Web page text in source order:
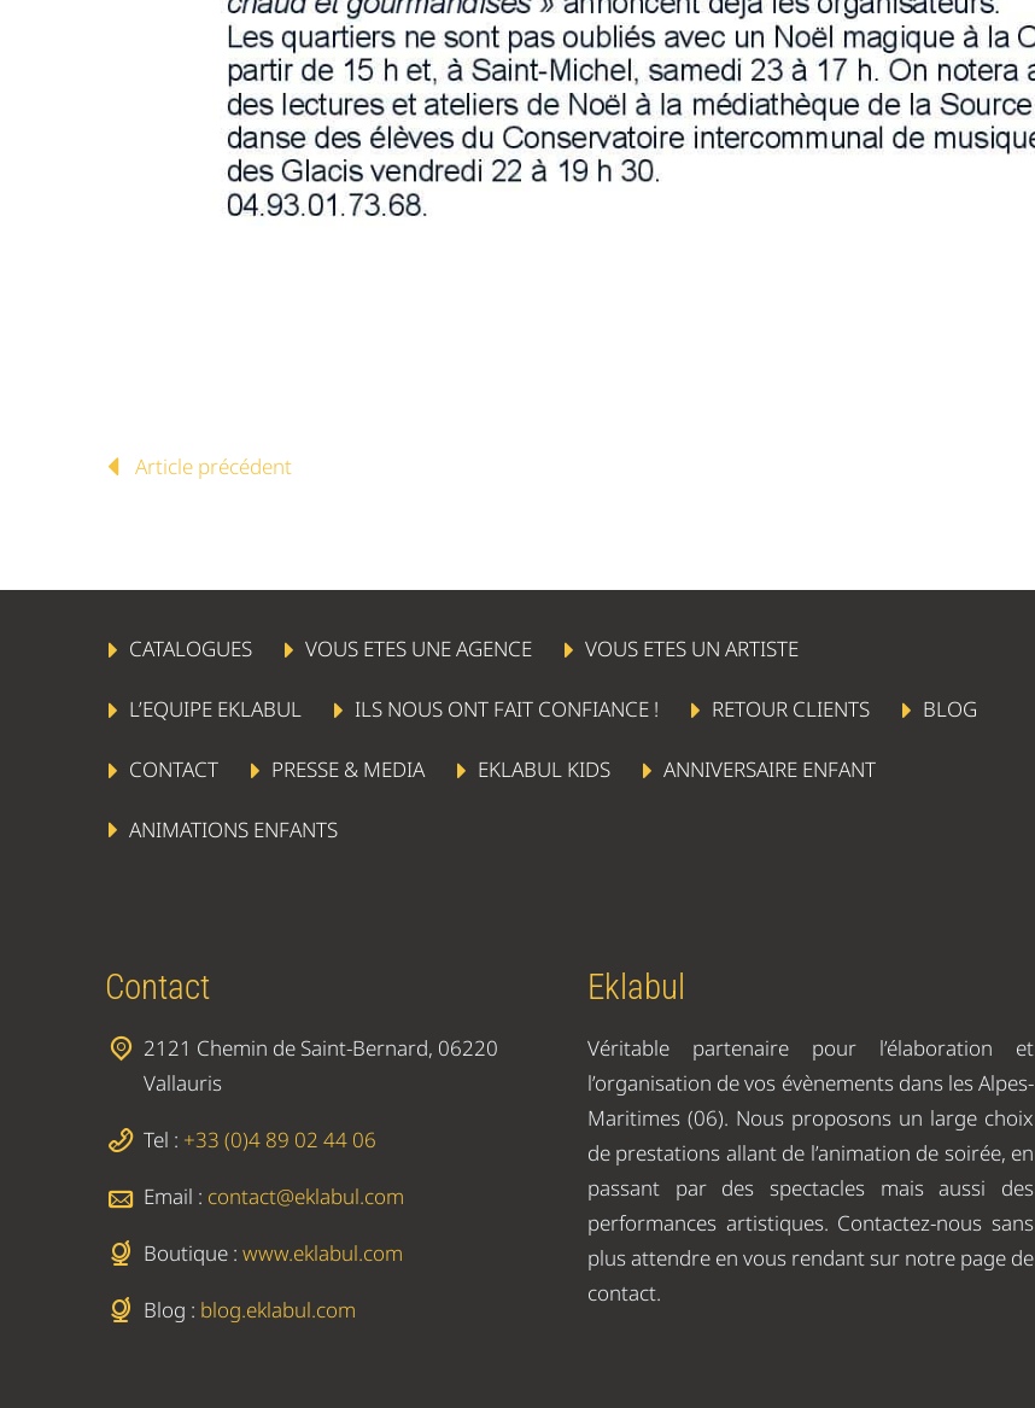
Article précédent
CATALOGUES VOUS ETES UNE AGENCE VOUS ETES UN ARTISTE
L’EQUIPE EKLABUL ILS NOUS ONT FAIT CONFIANCE ! RETOUR CLIENTS BLOG
CONTACT PRESSE & MEDIA EKLABUL KIDS ANNIVERSAIRE ENFANT
ANIMATIONS ENFANTS
Contact
2121 Chemin de Saint-Bernard, 06220
Vallauris
Tel : +33 (0)4 89 02 44 06
Email : contact@eklabul.com
Boutique : www.eklabul.com
Blog : blog.eklabul.com
Eklabul
Véritable partenaire pour l’élaboration et
l’organisation de vos évènements dans les Alpes-
Maritimes (06). Nous proposons un large choix
de prestations allant de l’animation de soirée, en
passant par des spectacles mais aussi des
performances artistiques. Contactez-nous sans
plus attendre en vous rendant sur notre page de
contact.